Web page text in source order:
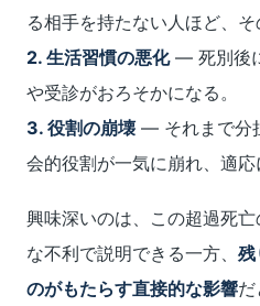
る相手を持たない人ほど、そ
2. 生活習慣の悪化― 死別後
や受診がおろそかになる。
3. 役割の崩壊― それまで分
会的役割が一気に崩れ、適応
興味深いのは、この超過死
な不利で説明できる一方、 残
のがもたらす直接的な影響